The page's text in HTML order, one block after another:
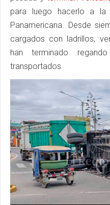
para luego hacerlo a la
Panamericana. Desde
cargados con ladrillos,
han terminado
transportados.